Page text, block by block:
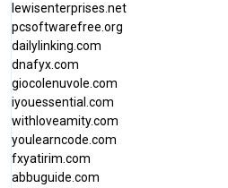
lewisenterprises.net
pcsoftwarefree.org
dailylinking.com
dnafyx.com
giocolenuvole.com
iyouessential.com
withloveamity.com
youlearncode.com
fxyatirim.com
abbuguide.com